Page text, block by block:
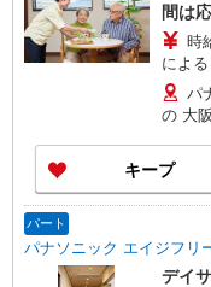
間は
時
によ
他資
間外
彰金
パ
の 大
キープ
パート
パナソニック エイジフリ
デイ